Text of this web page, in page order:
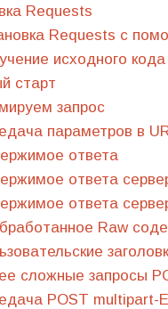
Requests
Requests с
исходного кода
старт
запрос
параметров в
ответа
ответа
ответа
Raw
сложные запросы
POST multipart-